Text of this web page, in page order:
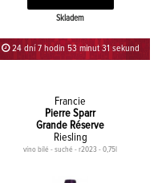
Skladem
24 dní 7 hodin 53 minut 31 sekund
Francie
Pierre Sparr
Grande Réserve
Riesling
víno bílé - suché - r2023 - 0,75l